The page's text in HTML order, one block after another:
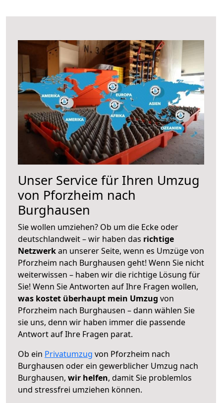
Unser Service für Ihren Umzug
von Pforzheim nach
Burghausen
Sie wollen umziehen? Ob um die Ecke oder
deutschlandweit – wir haben das richtige
Netzwerkan unserer Seite, wenn es Umzüge von
Pforzheim nach Burghausen geht! Wenn Sie nicht
weiterwissen – haben wir die richtige Lösung für
Sie! Wenn Sie Antworten auf Ihre Fragen wollen,
was kostet überhaupt mein Umzug von
Pforzheim nach Burghausen – dann wählen Sie
sie uns, denn wir haben immer die passende
Antwort auf Ihre Fragen parat.
Ob ein Privatumzug von Pforzheim nach
Burghausen oder ein gewerblicher Umzug nach
Burghausen, wir helfen, damit Sie problemlos
und stressfrei umziehen können.